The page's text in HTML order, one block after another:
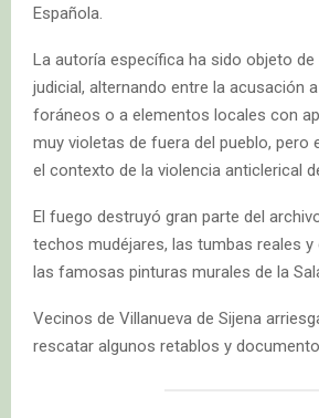
Española.
La autoría específica ha sido objeto
judicial, alternando entre la acusación
foráneos o a elementos locales con
muy violetas de fuera del pueblo, pero
el contexto de la violencia anticlerical
El fuego destruyó gran parte del
techos mudéjares, las tumbas reales y
las famosas pinturas murales de la
Vecinos de Villanueva de Sijena
rescatar algunos retablos y